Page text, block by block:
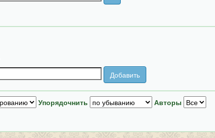
Упорядочнить Авторы